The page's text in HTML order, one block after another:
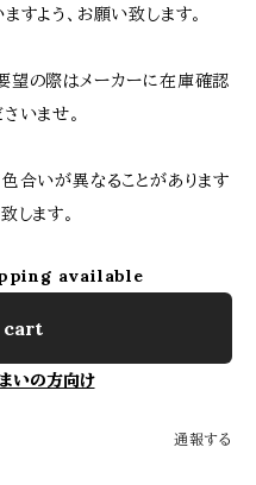
すよう、お願い致します。
望の際はメーカーに在庫確認
いませ。
合いが異なることがあります
します。
available
cart
いの方向け
通報する